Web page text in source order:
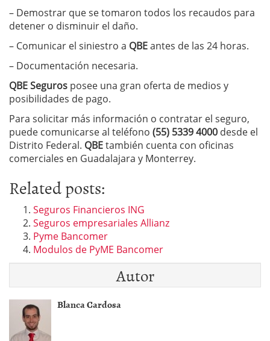
– Demostrar que se tomaron todos los recaudos para
detener o disminuir el daño.
– Comunicar el siniestro a QBEantes de las 24 horas.
– Documentación necesaria.
QBE Seguros posee una gran oferta de medios y
posibilidades de pago.
Para solicitar más información o contratar el seguro,
puede comunicarse al teléfono (55) 5339 4000 desde el
Distrito Federal. QBEtambién cuenta con oficinas
comerciales en Guadalajara y Monterrey.
Related posts:
Seguros Financieros ING
Seguros empresariales Allianz
Pyme Bancomer
Modulos de PyME Bancomer
Autor
Blanca Cardosa